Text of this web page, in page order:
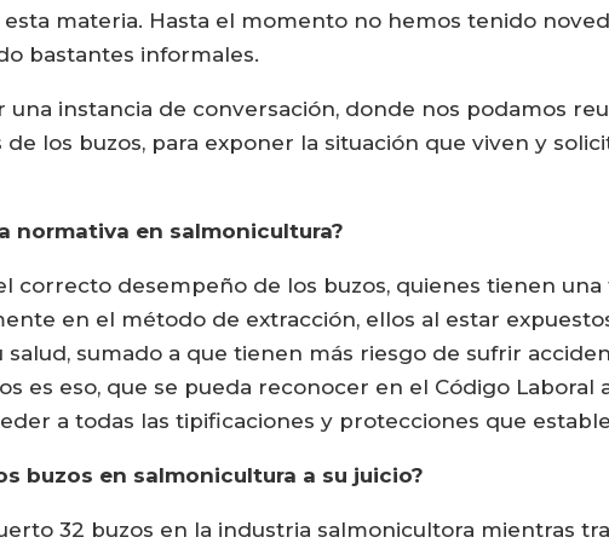
materia. Hasta el momento no hemos tenido
bastantes informales.
una instancia de conversación, donde nos podamos
los buzos, para exponer la situación que viven y
normativa en salmonicultura?
correcto desempeño de los buzos, quienes tienen
en el método de extracción, ellos al estar
sumado a que tienen más riesgo de sufrir
es eso, que se pueda reconocer en el Código Laboral
a todas las tipificaciones y protecciones que
buzos en salmonicultura a su juicio?
32 buzos en la industria salmonicultora mientras